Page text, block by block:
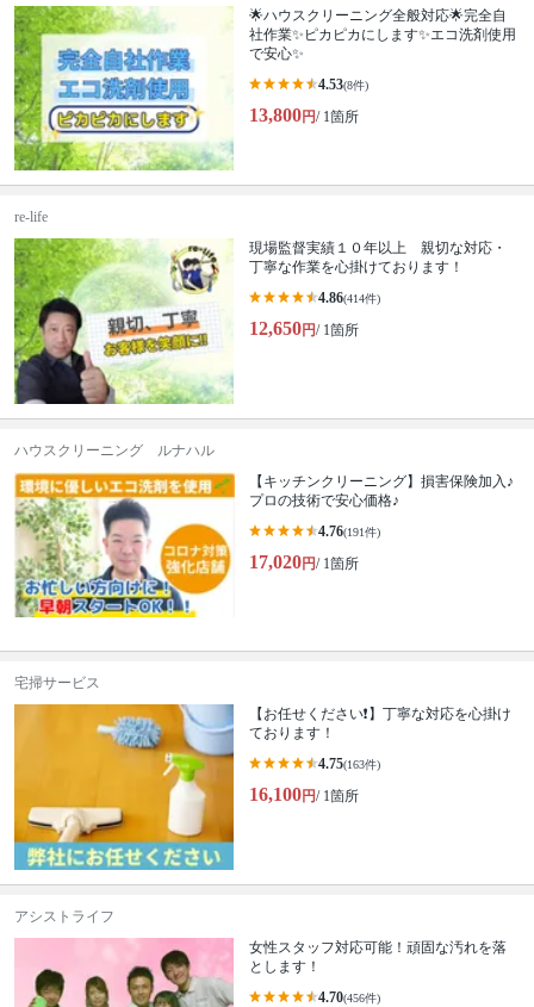
🌟ハウスクリーニング全般対応🌟完全自
社作業✨️ピカピカにします✨️エコ洗剤使用
で安心✨
4.53(8件)
13,800円/ 1箇所
re-life
現場監督実績１０年以上 親切な対応・
丁寧な作業を心掛けております！
4.86(414件)
12,650円/ 1箇所
ハウスクリーニング ルナハル
【キッチンクリーニング】損害保険加入♪
プロの技術で安心価格♪
4.76(191件)
17,020円/ 1箇所
宅掃サービス
【お任せください❗️】丁寧な対応を心掛け
ております！
4.75(163件)
16,100円/ 1箇所
アシストライフ
女性スタッフ対応可能！頑固な汚れを落
とします！
4.70(456件)